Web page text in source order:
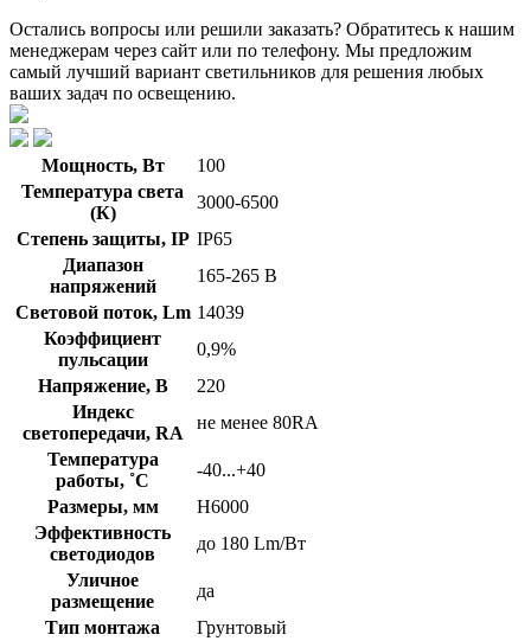
Остались вопросы или решили заказать? Обратитесь к нашим
менеджерам через сайт или по телефону. Мы предложим
самый лучший вариант светильников для решения любых
ваших задач по освещению.
Мощность, Вт
100
Температура света
(К)
3000-6500
Степень защиты, IP IP65
Диапазон
напряжений
165-265 В
Световой поток, Lm 14039
Коэффициент
пульсации
0,9%
Напряжение, В
220
Индекс
светопередачи, RA
не менее 80RA
Температура
работы, ˚С
-40...+40
Размеры, мм
Н6000
Эффективность
светодиодов
до 180 Lm/Вт
Уличное
размещение
да
Тип монтажа
Грунтовый